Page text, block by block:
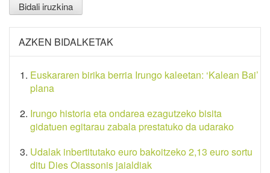
AZKEN BIDALKETAK
Euskararen birika berria Irungo kaleetan: ‘Kalean Bai’
plana
Irungo historia eta ondarea ezagutzeko bisita
gidatuen egitarau zabala prestatuko da udarako
Udalak inbertitutako euro bakoitzeko 2,13 euro sortu
ditu Dies Oiassonis jaialdiak